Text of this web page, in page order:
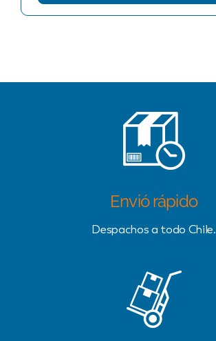
Envió rápido
Despachos a todo Chile.